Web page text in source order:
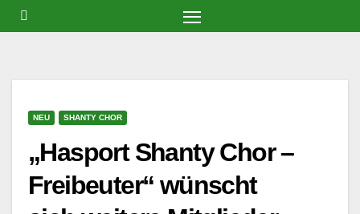
Zum
Inhalt
NEU SHANTY CHOR
„Hasport Shanty Chor –
Freibeuter“ wünscht